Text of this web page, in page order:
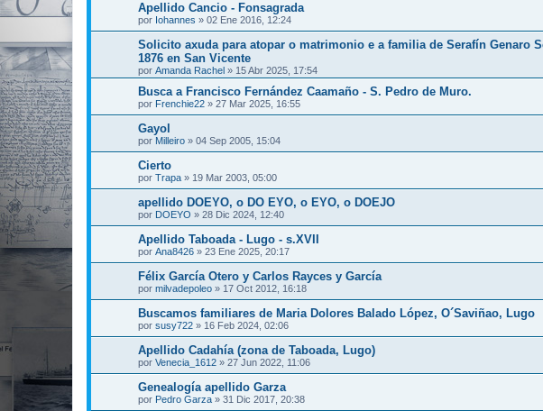
Apellido Cancio - Fonsagrada
por Iohannes » 02 Ene 2016, 12:24
Solicito axuda para atopar o matrimonio e a familia de Serafín Genaro
1876 en San Vicente
por Amanda Rachel » 15 Abr 2025, 17:54
Busca a Francisco Fernández Caamaño - S. Pedro de Muro.
por Frenchie22 » 27 Mar 2025, 16:55
Gayol
por Milleiro » 04 Sep 2005, 15:04
Cierto
por Trapa » 19 Mar 2003, 05:00
apellido DOEYO, o DO EYO, o EYO, o DOEJO
por DOEYO » 28 Dic 2024, 12:40
Apellido Taboada - Lugo - s.XVII
por Ana8426 » 23 Ene 2025, 20:17
Félix García Otero y Carlos Rayces y García
por milvadepoleo » 17 Oct 2012, 16:18
Buscamos familiares de Maria Dolores Balado López, O´Saviñao, Lugo
por susy722 » 16 Feb 2024, 02:06
Apellido Cadahía (zona de Taboada, Lugo)
por Venecia_1612 » 27 Jun 2022, 11:06
Genealogía apellido Garza
por Pedro Garza » 31 Dic 2017, 20:38